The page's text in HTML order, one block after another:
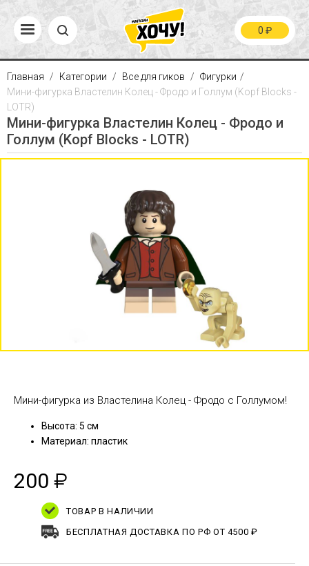
0 ₽
Главная Категории Все для гиков
Фигурки
Мини-фигурка Властелин Колец - Фродо и Голлум (Kopf Blocks -
LOTR)
Мини-фигурка Властелин Колец - Фродо и
Голлум (Kopf Blocks - LOTR)
Мини-фигурка из Властелина Колец - Фродо с Голлумом!
Высота: 5 см
Материал: пластик
200 ₽
ТОВАР В НАЛИЧИИ
БЕСПЛАТНАЯ ДОСТАВКА ПО РФ ОТ 4500 ₽